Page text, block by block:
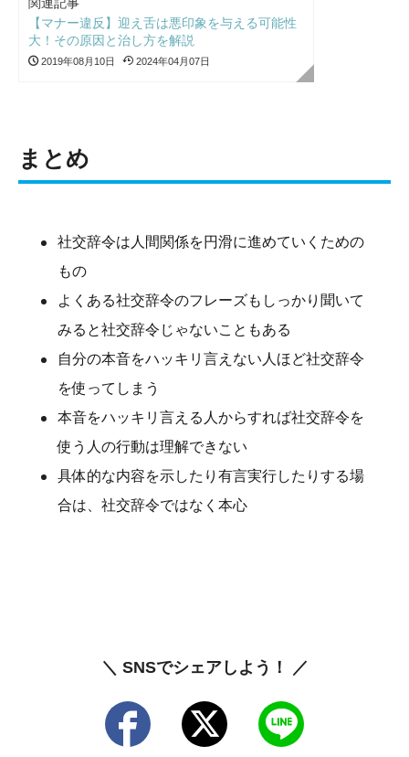
関連記事
【マナー違反】迎え舌は悪印象を与える可能性
大！その原因と治し方を解説
2019年08月10日 2024年04月07日
まとめ
社交辞令は人間関係を円滑に進めていくための
もの
よくある社交辞令のフレーズもしっかり聞いて
みると社交辞令じゃないこともある
自分の本音をハッキリ言えない人ほど社交辞令
を使ってしまう
本音をハッキリ言える人からすれば社交辞令を
使う人の行動は理解できない
具体的な内容を示したり有言実行したりする場
合は、社交辞令ではなく本心
＼ SNSでシェアしよう！ ／